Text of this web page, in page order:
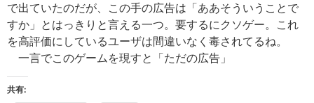
で出ていたのだが、この手の広告は「ああそういうことで
すか」とはっきりと言える一つ。要するにクソゲー。これ
を高評価にしているユーザは間違いなく毒されてるね。
一言でこのゲームを現すと「ただの広告」
共有: